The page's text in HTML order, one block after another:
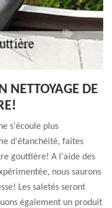
NETTOYAGE DE
s'écoule plus
d'étanchéité, faites
gouttière! A l'aide des
nous saurons
Les saletés seront
également un produit